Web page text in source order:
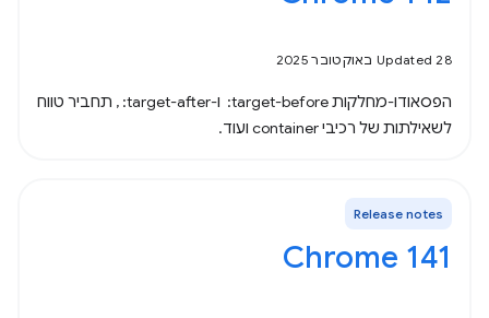
Updated 28 באוקטובר 2025
הפסאודו-מחלקות ‎ :target-before ו-‎ :target-after, תחביר טווח
לשאילתות של רכיבי container ועוד.
Release notes
‫Chrome 141